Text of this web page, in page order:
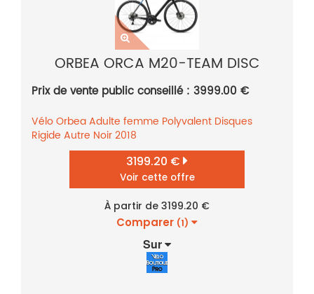
ORBEA ORCA M20-TEAM DISC
Prix de vente public conseillé : 3999.00 €
VéloOrbeaAdulte femme Polyvalent Disques
Rigide Autre Noir2018
3199.20 €
Voir cette offre
À partir de 3199.20 €
Comparer (1)
Sur